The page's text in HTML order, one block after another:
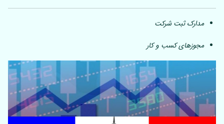
مدارک ثبت شرکت
مجوزهای کسب و کار